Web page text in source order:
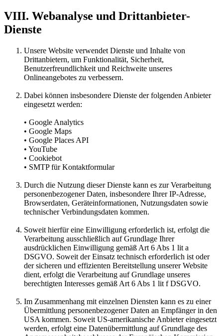
VIII. Webanalyse und Drittanbieter-
Dienste
Unsere Website verwendet Dienste und Inhalte von
Drittanbietern, um Funktionalität, Sicherheit,
Benutzerfreundlichkeit und Reichweite unseres
Onlineangebotes zu verbessern.
Dabei können insbesondere Dienste der folgenden Anbieter
eingesetzt werden:
• Google Analytics
• Google Maps
• Google Places API
• YouTube
• Cookiebot
• SMTP für Kontaktformular
Durch die Nutzung dieser Dienste kann es zur Verarbeitung
personenbezogener Daten, insbesondere Ihrer IP-Adresse,
Browserdaten, Geräteinformationen, Nutzungsdaten sowie
technischer Verbindungsdaten kommen.
Soweit hierfür eine Einwilligung erforderlich ist, erfolgt die
Verarbeitung ausschließlich auf Grundlage Ihrer
ausdrücklichen Einwilligung gemäß Art 6 Abs 1 lit a
DSGVO. Soweit der Einsatz technisch erforderlich ist oder
der sicheren und effizienten Bereitstellung unserer Website
dient, erfolgt die Verarbeitung auf Grundlage unseres
berechtigten Interesses gemäß Art 6 Abs 1 lit f DSGVO.
Im Zusammenhang mit einzelnen Diensten kann es zu einer
Übermittlung personenbezogener Daten an Empfänger in den
USA kommen. Soweit US-amerikanische Anbieter eingesetzt
werden, erfolgt eine Datenübermittlung auf Grundlage des